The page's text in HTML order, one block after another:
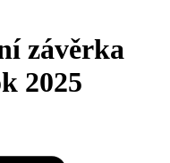
závěrka
2025